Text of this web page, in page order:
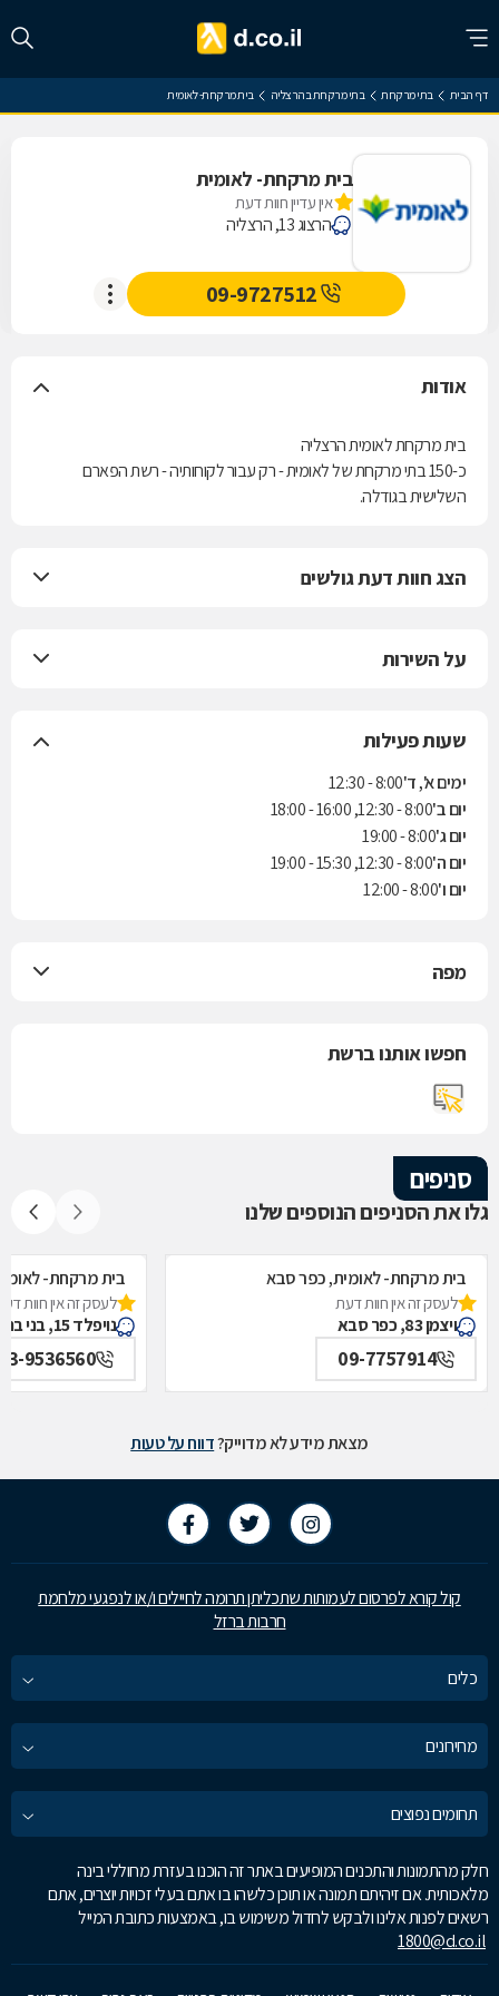
דף הבית בתי מרקחת בתי מרקחת בהרצליה בית מרקחת- לאומית
בית מרקחת- לאומית
אין עדיין חוות דעת
הרצוג 13, הרצליה
09-9727512
אודות
בית מרקחת לאומית הרצליה
כ-150 בתי מרקחת של לאומית - רק עבור לקוחותיה - רשת הפארם
השלישית בגודלה.
הצג חוות דעת גולשים
על השירות
שעות פעילות
ימים א', ד'8:00 - 12:30
יום ב'8:00 - 12:30, 16:00 - 18:00
יום ג'8:00 - 19:00
יום ה'8:00 - 12:30, 15:30 - 19:00
יום ו'8:00 - 12:00
מפה
חפשו אותנו ברשת
סניפים
גלו את הסניפים הנוספים שלנו
בית מרקחת- לאומית, כפר סבא
לעסק זה אין חוות דעת
ויצמן 83, כפר סבא
09-7757914
בית מרקחת-
לעסק זה אין חוות
נויפלד 15, בני ברק
9536560
מצאת מידע לא מדוייק?דווח על טעות
קול קורא לפרסום לעמותות שתכליתן תרומה לחיילים ו/או לנפגעי מלחמת
חרבות ברזל
כלים
מחירונים
תחומים נפוצים
חלק מהתמונות והתכנים המופיעים באתר זה הוכנו בעזרת מחוללי בינה
מלאכותית. אם זיהיתם תמונה או תוכן כלשהו בו אתם בעלי זכויות יוצרים, אתם
רשאים לפנות אלינו ולבקש לחדול משימוש בו, באמצעות כתובת המייל
1800@d.co.il